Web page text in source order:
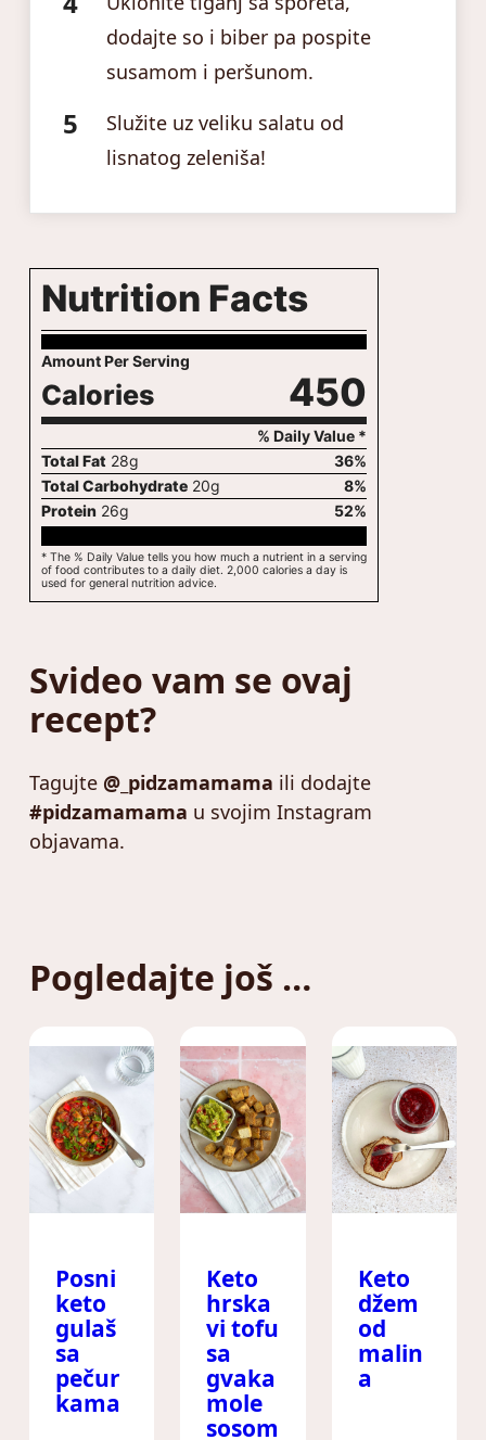
dodajte so i biber pa pospite
susamom i peršunom.
Služite uz veliku salatu od
lisnatog zeleniša!
Nutrition Facts
Amount Per Serving
Calories 450
% Daily Value *
Total Fat 28g 36%
Total Carbohydrate 20g 8%
Protein 26g 52%
* The % Daily Value tells you how much a nutrient in a serving
of food contributes to a daily diet. 2,000 calories a day is
used for general nutrition advice.
Svideo vam se ovaj
recept?
Tagujte @_pidzamamama ili dodajte
#pidzamamama u svojim Instagram
objavama.
Pogledajte još …
Posni
keto
gulaš
sa
pečur
kama
Keto
hrska
vi tofu
sa
gvaka
mole
sosom
Keto
džem
od
malin
a